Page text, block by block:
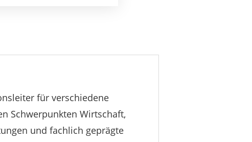
für verschiedene
Schwerpunkten Wirtschaft,
und fachlich geprägte